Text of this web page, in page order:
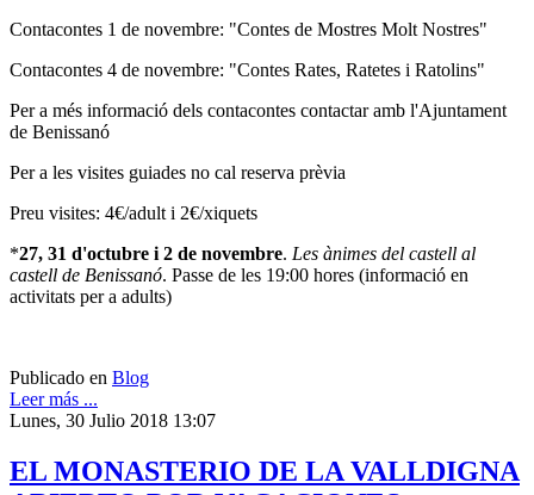
Contacontes 1 de novembre: "Contes de Mostres Molt Nostres"
Contacontes 4 de novembre: "Contes Rates, Ratetes i Ratolins"
Per a més informació dels contacontes contactar amb l'Ajuntament
de Benissanó
Per a les visites guiades no cal reserva prèvia
Preu visites: 4€/adult i 2€/xiquets
*27, 31 d'octubre i 2 de novembre. Les ànimes del castell al
castell de Benissanó. Passe de les 19:00 hores (informació en
activitats per a adults)
Publicado en Blog
Leer más ...
Lunes, 30 Julio 2018 13:07
EL MONASTERIO DE LA VALLDIGNA